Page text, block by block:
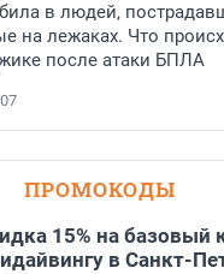
в людей,
на лежаках. Что
после атаки БПЛА
ПРОМОКОДЫ
15% на базовый
в Санкт-